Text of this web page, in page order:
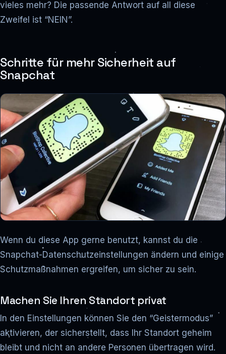
vieles mehr? Die passende Antwort auf all diese
Zweifel ist “NEIN”.
Schritte für mehr Sicherheit auf
Snapchat
Wenn du diese App gerne benutzt, kannst du die
Snapchat-Datenschutzeinstellungen ändern und einige
Schutzmaßnahmen ergreifen, um sicher zu sein.
Machen Sie Ihren Standort privat
In den Einstellungen können Sie den “Geistermodus”
aktivieren, der sicherstellt, dass Ihr Standort geheim
bleibt und nicht an andere Personen übertragen wird.